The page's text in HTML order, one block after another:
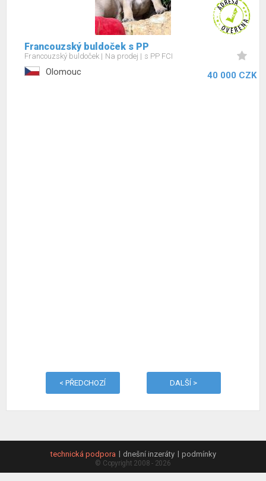
Francouzský buldoček s PP
Francouzský buldoček Na prodej s PP FCI
Olomouc 40 000 CZK
< PŘEDCHOZÍ DALŠÍ >
technická podpora dnešní inzeráty podmínky
© Copyright 2008 - 2026